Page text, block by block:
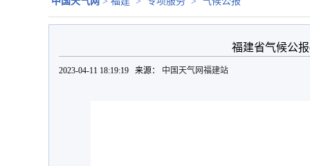
福建省气候公
2023-04-11 18:19:19 来源： 中国天气网福建站